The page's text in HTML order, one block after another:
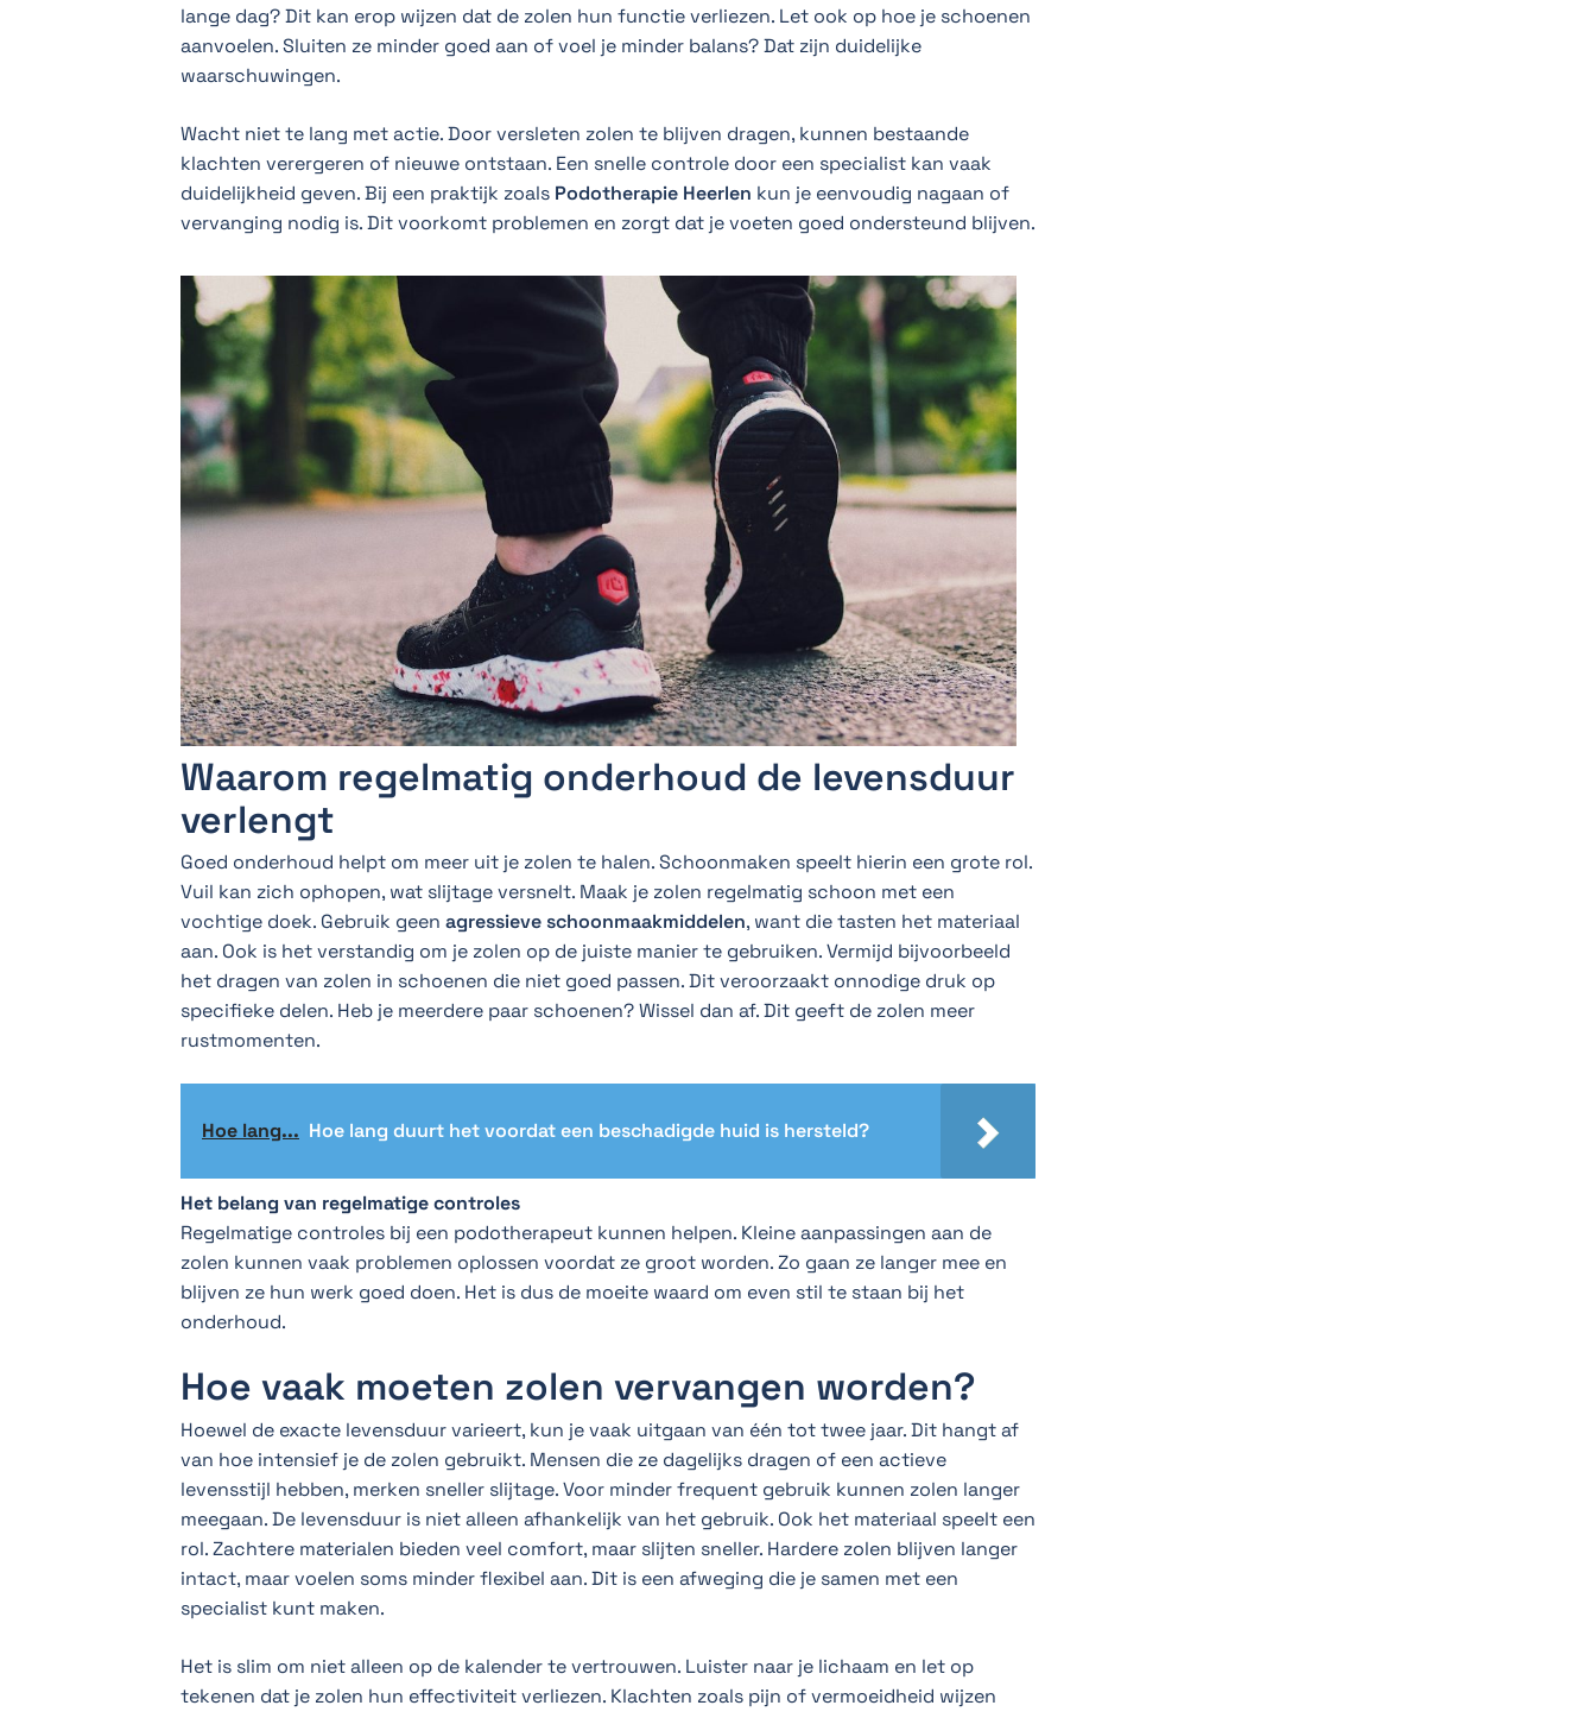
lange dag? Dit kan erop wijzen dat de zolen hun functie verliezen. Let ook op hoe je schoenen
aanvoelen. Sluiten ze minder goed aan of voel je minder balans? Dat zijn duidelijke
waarschuwingen.
Wacht niet te lang met actie. Door versleten zolen te blijven dragen, kunnen bestaande
klachten verergeren of nieuwe ontstaan. Een snelle controle door een specialist kan vaak
duidelijkheid geven. Bij een praktijk zoals Podotherapie Heerlen kun je eenvoudig nagaan of
vervanging nodig is. Dit voorkomt problemen en zorgt dat je voeten goed ondersteund blijven.
Waarom regelmatig onderhoud de levensduur
verlengt
Goed onderhoud helpt om meer uit je zolen te halen. Schoonmaken speelt hierin een grote rol.
Vuil kan zich ophopen, wat slijtage versnelt. Maak je zolen regelmatig schoon met een
vochtige doek. Gebruik geen agressieve schoonmaakmiddelen, want die tasten het materiaal
aan. Ook is het verstandig om je zolen op de juiste manier te gebruiken. Vermijd bijvoorbeeld
het dragen van zolen in schoenen die niet goed passen. Dit veroorzaakt onnodige druk op
specifieke delen. Heb je meerdere paar schoenen? Wissel dan af. Dit geeft de zolen meer
rustmomenten.
Hoe lang... Hoe lang duurt het voordat een beschadigde huid is hersteld?
Het belang van regelmatige controles
Regelmatige controles bij een podotherapeut kunnen helpen. Kleine aanpassingen aan de
zolen kunnen vaak problemen oplossen voordat ze groot worden. Zo gaan ze langer mee en
blijven ze hun werk goed doen. Het is dus de moeite waard om even stil te staan bij het
onderhoud.
Hoe vaak moeten zolen vervangen worden?
Hoewel de exacte levensduur varieert, kun je vaak uitgaan van één tot twee jaar. Dit hangt af
van hoe intensief je de zolen gebruikt. Mensen die ze dagelijks dragen of een actieve
levensstijl hebben, merken sneller slijtage. Voor minder frequent gebruik kunnen zolen langer
meegaan. De levensduur is niet alleen afhankelijk van het gebruik. Ook het materiaal speelt een
rol. Zachtere materialen bieden veel comfort, maar slijten sneller. Hardere zolen blijven langer
intact, maar voelen soms minder flexibel aan. Dit is een afweging die je samen met een
specialist kunt maken.
Het is slim om niet alleen op de kalender te vertrouwen. Luister naar je lichaam en let op
tekenen dat je zolen hun effectiviteit verliezen. Klachten zoals pijn of vermoeidheid wijzen